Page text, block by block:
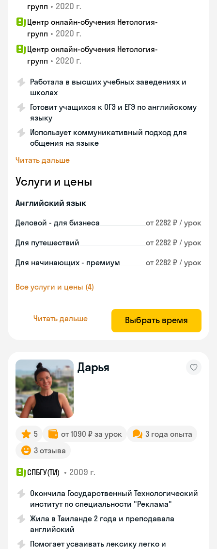
групп • 2020 г.
Центр онлайн-обучения Нетология-
групп • 2020 г.
Центр онлайн-обучения Нетология-
групп • 2020 г.
Работала в высших учебных заведениях и
школах
Готовит учащихся к ОГЭ и ЕГЭ по английскому
языку
Использует коммуникативный подход для
общения на языке
Читать дальше
Услуги и цены
Английский язык
Деловой - для бизнеса от 2282 ₽ / урок
Для путешествий от 2282 ₽ / урок
Для начинающих - премиум от 2282 ₽ / урок
Все услуги и цены (4)
Читать дальше Выбрать время
Дарья
5 от 1090 ₽ за урок
3 года опыта
3 отзыва
СПБГУ(ТИ) • 2009 г.
Окончила Государственный Технологический
институт по специальности "Реклама"
Жила в Таиланде 2 года и преподавала
английский
Помогает усваивать лексику легко и